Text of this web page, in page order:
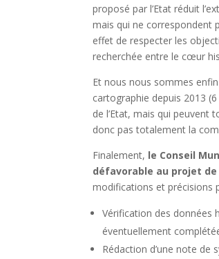
proposé par l’Etat réduit
mais qui ne correspondent
effet de respecter les
recherchée entre le cœur
Et nous nous sommes
cartographie depuis 2013
de l’Etat, mais qui
donc pas totalement la
Finalement, le Conseil
défavorable au projet
modifications et précisions
Vérification des données
éventuellement
Rédaction d’une note de